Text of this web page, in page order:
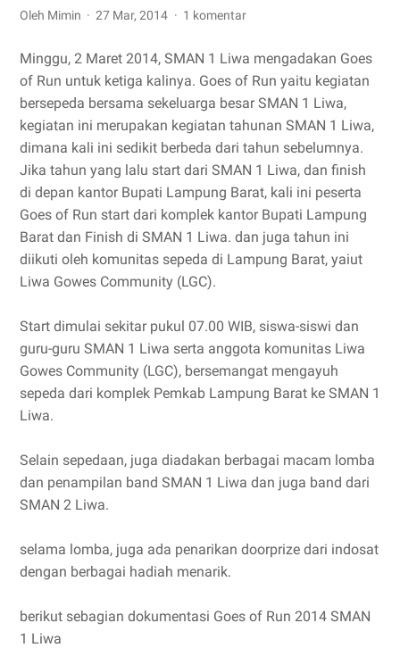
Oleh Mimin 27 Mar, 2014 1 komentar
Minggu, 2 Maret 2014, SMAN 1 Liwa mengadakan Goes
of Run untuk ketiga kalinya. Goes of Run yaitu kegiatan
bersepeda bersama sekeluarga besar SMAN 1 Liwa,
kegiatan ini merupakan kegiatan tahunan SMAN 1 Liwa,
dimana kali ini sedikit berbeda dari tahun sebelumnya.
Jika tahun yang lalu start dari SMAN 1 Liwa, dan finish
di depan kantor Bupati Lampung Barat, kali ini peserta
Goes of Run start dari komplek kantor Bupati Lampung
Barat dan Finish di SMAN 1 Liwa. dan juga tahun ini
diikuti oleh komunitas sepeda di Lampung Barat, yaiut
Liwa Gowes Community (LGC).
Start dimulai sekitar pukul 07.00 WIB, siswa-siswi dan
guru-guru SMAN 1 Liwa serta anggota komunitas Liwa
Gowes Community (LGC), bersemangat mengayuh
sepeda dari komplek Pemkab Lampung Barat ke SMAN 1
Liwa.
Selain sepedaan, juga diadakan berbagai macam lomba
dan penampilan band SMAN 1 Liwa dan juga band dari
SMAN 2 Liwa.
selama lomba, juga ada penarikan doorprize dari indosat
dengan berbagai hadiah menarik.
berikut sebagian dokumentasi Goes of Run 2014 SMAN
1 Liwa